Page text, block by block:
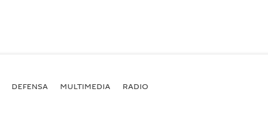
DEFENSA MULTIMEDIA RADIO